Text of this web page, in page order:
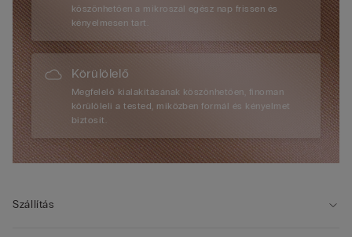
köszönhetően a mikroszál egész nap frissen és
kényelmesen tart.
Körülölelő
Megfelelő kialakításának köszönhetően, finoman
körülöleli a tested, miközben formál és kényelmet
biztosít.
Szállítás